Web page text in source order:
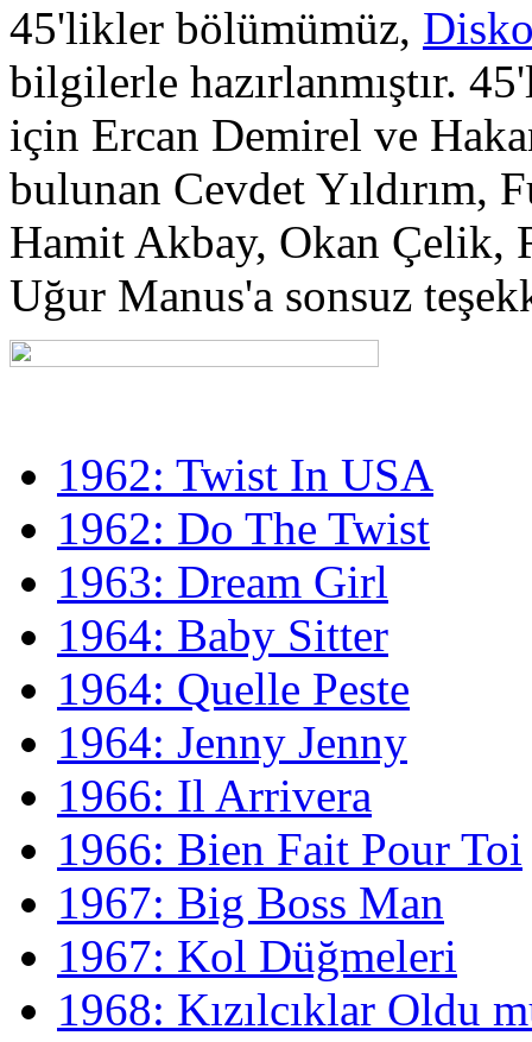
45'likler bölümümüz,
bilgilerle hazırlanmıştır.
için Ercan Demirel ve
bulunan Cevdet Yıldırım,
Hamit Akbay, Okan Çelik,
Uğur Manus'a sonsuz
1962: Twist In USA
1962: Do The Twist
1963: Dream Girl
1964: Baby Sitter
1964: Quelle Peste
1964: Jenny Jenny
1966: Il Arrivera
1966: Bien Fait Pour Toi
1967: Big Boss Man
1967: Kol Düğmeleri
1968: Kızılcıklar Oldu